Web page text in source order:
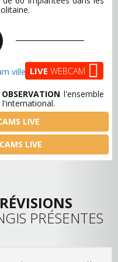
LIVE WEBCAM
OBSERVATION l'ensemble
LIVE
LIVE
PRÉSENTES